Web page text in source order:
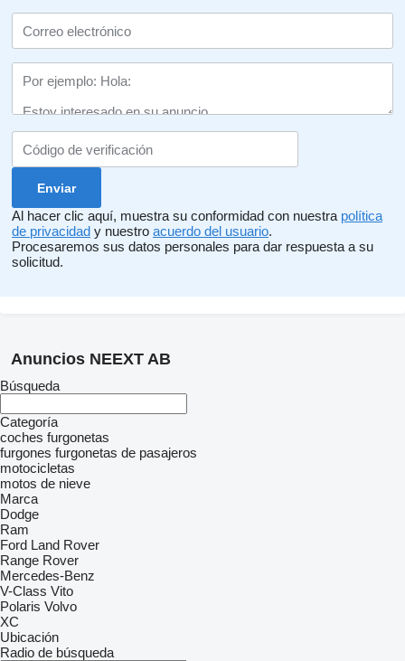
Al hacer clic aquí, muestra su conformidad con nuestra política
de privacidad y nuestro acuerdo del usuario.
Procesaremos sus datos personales para dar respuesta a su
solicitud.
Anuncios NEEXT AB
Búsqueda
Categoría
coches furgonetas
furgones furgonetas de pasajeros
motocicletas
motos de nieve
Marca
Dodge
Ram
Ford Land Rover
Range Rover
Mercedes-Benz
V-Class Vito
Polaris Volvo
XC
Ubicación
Radio de búsqueda